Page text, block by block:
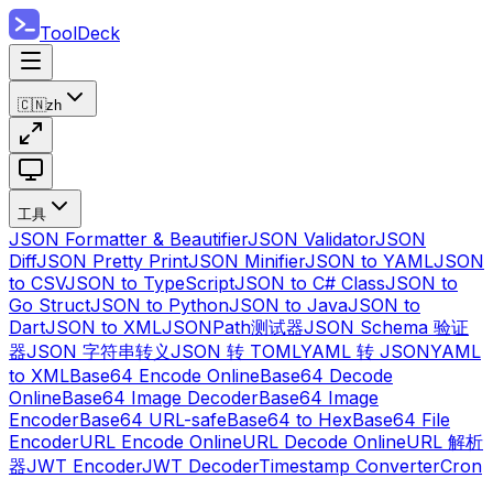
ToolDeck
🇨🇳zh
工具
JSON Formatter & BeautifierJSON ValidatorJSON
DiffJSON Pretty PrintJSON MinifierJSON to YAMLJSON
to CSVJSON to TypeScriptJSON to C# ClassJSON to
Go StructJSON to PythonJSON to JavaJSON to
DartJSON to XMLJSONPath测试器JSON Schema 验证
器JSON 字符串转义JSON 转 TOMLYAML 转 JSONYAML
to XMLBase64 Encode OnlineBase64 Decode
OnlineBase64 Image DecoderBase64 Image
EncoderBase64 URL-safeBase64 to HexBase64 File
EncoderURL Encode OnlineURL Decode OnlineURL 解析
器JWT EncoderJWT DecoderTimestamp ConverterCron